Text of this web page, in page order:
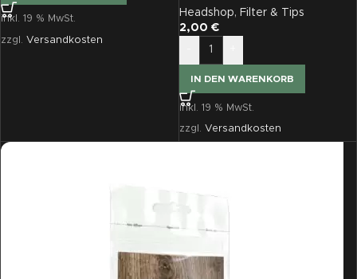
inkl. 19 % MwSt.
zzgl. Versandkosten
Headshop, Filter & Tips
2,00 €
IN DEN WARENKORB
inkl. 19 % MwSt.
zzgl. Versandkosten